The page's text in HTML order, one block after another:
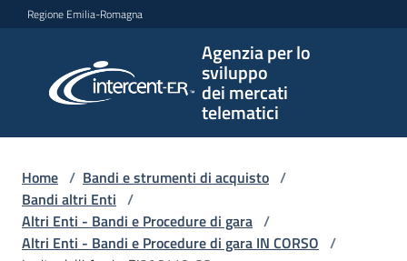
Vai al contenuto
Vai alla navigazione
Vai al footer
Regione Emilia-Romagna
Agenzia per lo
sviluppo
dei mercati
telematici
per lo
sviluppo
telematici
Home / Bandi e strumenti di acquisto /
Bandi altri Enti /
Altri Enti - Bandi e Procedure di gara /
Altri Enti - Bandi e Procedure di gara IN CORSO /